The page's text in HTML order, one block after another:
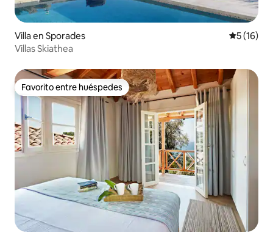
Villa en Sporades
5 (16)
Villas Skiathea
Favorito entre huéspedes
Favorito entre huéspedes